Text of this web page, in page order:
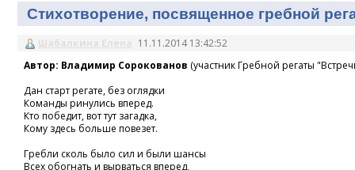
Стихотворение, посвященное гребной
Шабалкина Елена 11.11.2014 13:42:52
Автор: Владимир Сорокованов (участник Гребной регаты
Дан старт регате, без оглядки
Команды ринулись вперед.
Кто победит, вот тут загадка,
Кому здесь больше повезет.
Гребли сколь было сил и были шансы
Всех обогнать и вырваться вперед,